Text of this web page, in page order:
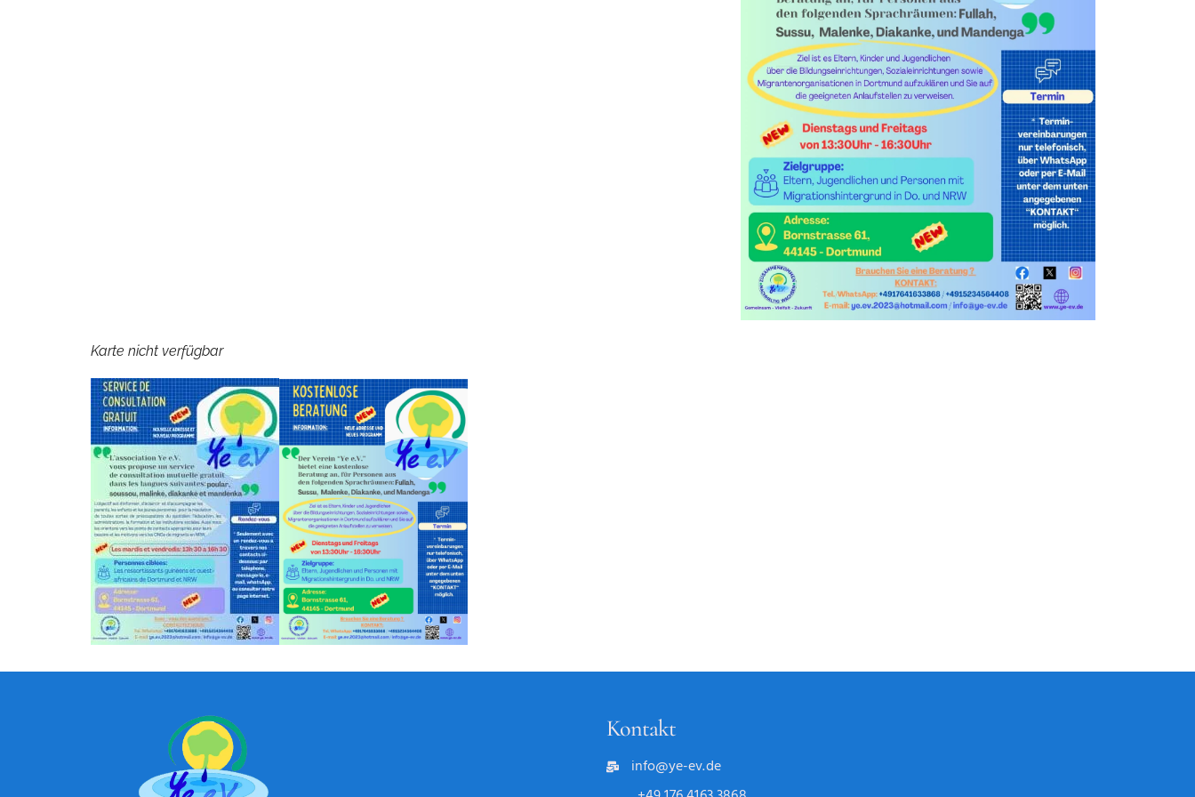
Karte nicht verfügbar
Kontakt
info@ye-ev.de